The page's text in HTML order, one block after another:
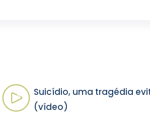
Suicídio, uma tragédia
(vídeo)